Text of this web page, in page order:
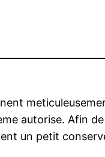
autorise. Afin
un petit